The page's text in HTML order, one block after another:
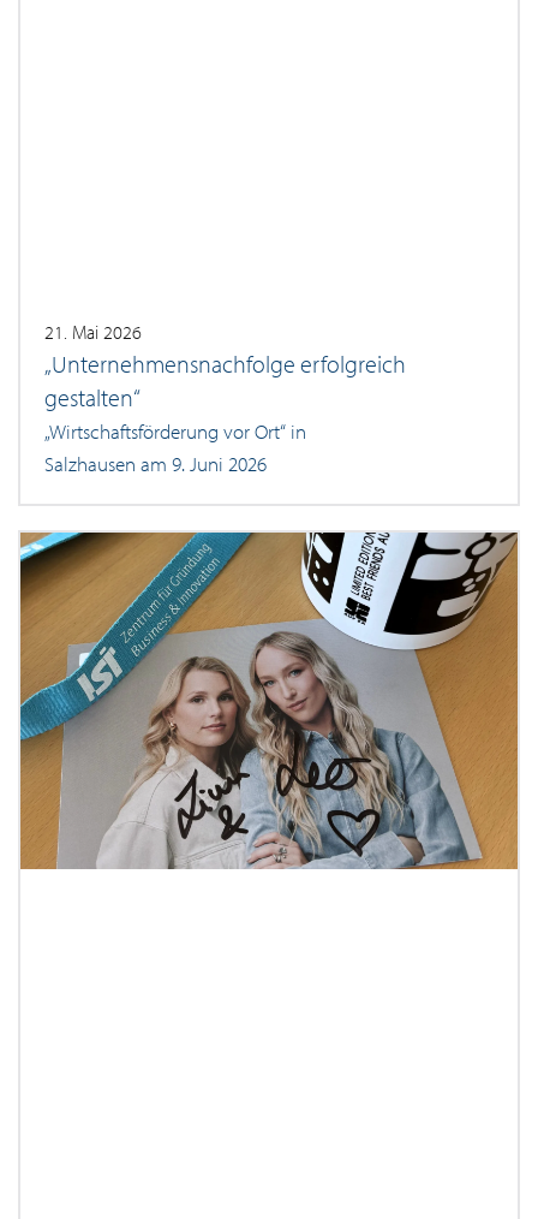
21. Mai 2026
„Unternehmensnachfolge erfolgreich
gestalten“
„Wirtschaftsförderung vor Ort“ in
Salzhausen am 9. Juni 2026